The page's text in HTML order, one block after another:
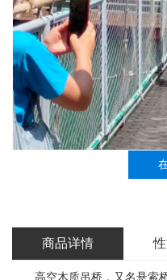
商品详情
高空木质吊桥，又名悬索